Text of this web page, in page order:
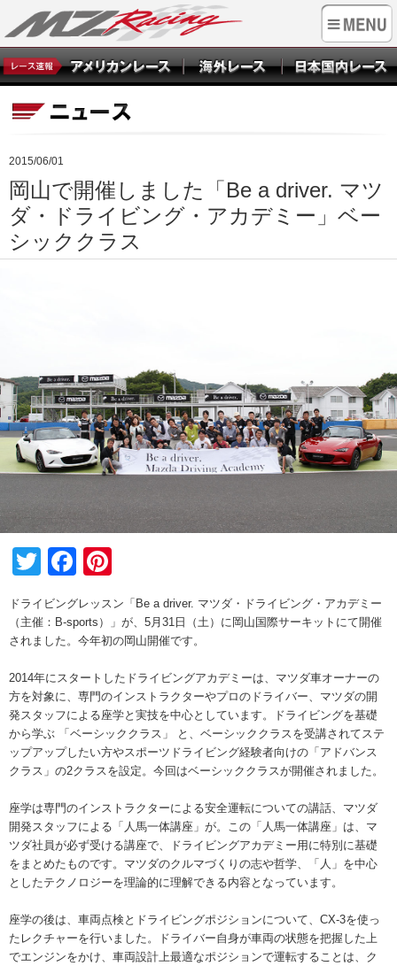
2015/06/01
岡山で開催しました「Be a driver. マツ
ダ・ドライビング・アカデミー」ベー
シッククラス
TwitterFacebook
ドライビングレッスン「Be a driver. マツダ・ドライビング・アカデミー
（主催：B-sports）」が、5月31日（土）に岡山国際サーキットにて開催
されました。今年初の岡山開催です。
2014年にスタートしたドライビングアカデミーは、マツダ車オーナーの
方を対象に、専門のインストラクターやプロのドライバー、マツダの開
発スタッフによる座学と実技を中心としています。ドライビングを基礎
から学ぶ 「ベーシッククラス」 と、ベーシッククラスを受講されてステ
ップアップしたい方やスポーツドライビング経験者向けの「アドバンス
クラス」の2クラスを設定。今回はベーシッククラスが開催されました。
座学は専門のインストラクターによる安全運転についての講話、マツダ
開発スタッフによる「人馬一体講座」が。この「人馬一体講座」は、マ
ツダ社員が必ず受ける講座で、ドライビングアカデミー用に特別に基礎
をまとめたものです。マツダのクルマづくりの志や哲学、「人」を中心
としたテクノロジーを理論的に理解できる内容となっています。
座学の後は、車両点検とドライビングポジションについて、CX-3を使っ
たレクチャーを行いました。ドライバー自身が車両の状態を把握した上
でエンジンをかけ、車両設計上最適なポジションで運転することは、ク